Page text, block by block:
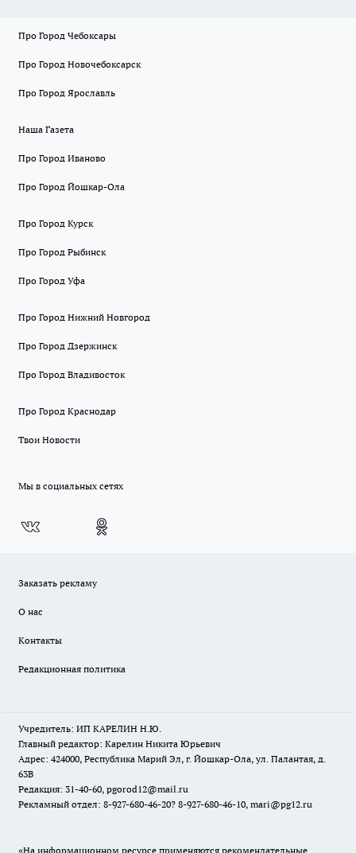
Про Город Чебоксары
Про Город Новочебоксарск
Про Город Ярославль
Наша Газета
Про Город Иваново
Про Город Йошкар-Ола
Про Город Курск
Про Город Рыбинск
Про Город Уфа
Про Город Нижний Новгород
Про Город Дзержинск
Про Город Владивосток
Про Город Краснодар
Твои Новости
Мы в социальных сетях
Заказать рекламу
О нас
Контакты
Редакционная политика
Учредитель: ИП КАРЕЛИН Н.Ю.
Главный редактор: Карелин Никита Юрьевич
Адрес: 424000, Республика Марий Эл, г. Йошкар-Ола, ул. Палантая, д.
63В
Редакция: 31-40-60, pgorod12@mail.ru
Рекламный отдел: 8-927-680-46-20? 8-927-680-46-10, mari@pg12.ru
«На информационном ресурсе применяются рекомендательные